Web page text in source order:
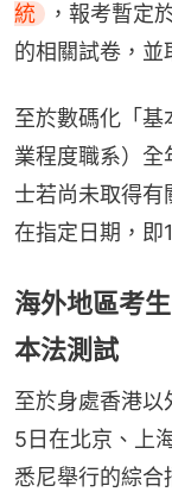
統
，報考暫定
的相關試卷，並
至於數碼化「
業程度職系）全
士若尚未取得有
在指定日期，即
海外地區考
本法測試
至於身處香港以
5日在北京、上
悉尼舉行的綜合